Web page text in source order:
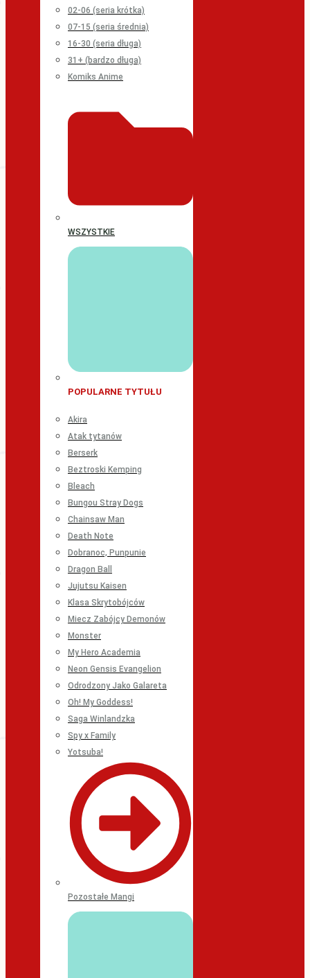
02-06 (seria krótka)
07-15 (seria średnia)
16-30 (seria długa)
31+ (bardzo długa)
Komiks Anime
WSZYSTKIE
POPULARNE TYTUŁU
Akira
Atak tytanów
Berserk
Beztroski Kemping
Bleach
Bungou Stray Dogs
Chainsaw Man
Death Note
Dobranoc, Punpunie
Dragon Ball
Jujutsu Kaisen
Klasa Skrytobójców
Miecz Zabójcy Demonów
Monster
My Hero Academia
Neon Gensis Evangelion
Odrodzony Jako Galareta
Oh! My Goddess!
Saga Winlandzka
Spy x Family
Yotsuba!
Pozostałe Mangi